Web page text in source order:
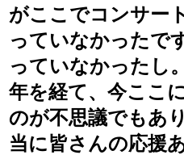
がここでコンサー
っていなかったで
っていなかったし
年を経て、今ここ
のが不思議でもあ
当に皆さんの応援